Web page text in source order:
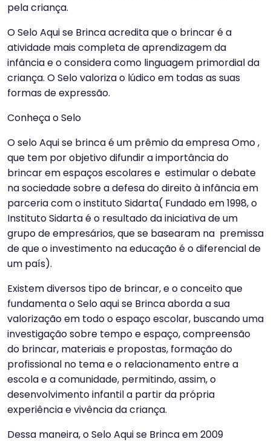
pela criança.
O Selo Aqui se Brinca acredita que o brincar é a
atividade mais completa de aprendizagem da
infância e o considera como linguagem primordial da
criança. O Selo valoriza o lúdico em todas as suas
formas de expressão.
Conheça o Selo
O selo Aqui se brinca é um prêmio da empresa Omo ,
que tem por objetivo difundir a importância do
brincar em espaços escolares e estimular o debate
na sociedade sobre a defesa do direito à infância em
parceria com o instituto Sidarta( Fundado em 1998, o
Instituto Sidarta é o resultado da iniciativa de um
grupo de empresários, que se basearam na premissa
de que o investimento na educação é o diferencial de
um país).
Existem diversos tipo de brincar, e o conceito que
fundamenta o Selo aqui se Brinca aborda a sua
valorização em todo o espaço escolar, buscando uma
investigação sobre tempo e espaço, compreensão
do brincar, materiais e propostas, formação do
profissional no tema e o relacionamento entre a
escola e a comunidade, permitindo, assim, o
desenvolvimento infantil a partir da própria
experiência e vivência da criança.
Dessa maneira, o Selo Aqui se Brinca em 2009